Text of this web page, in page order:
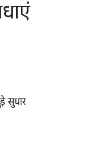
सुधार